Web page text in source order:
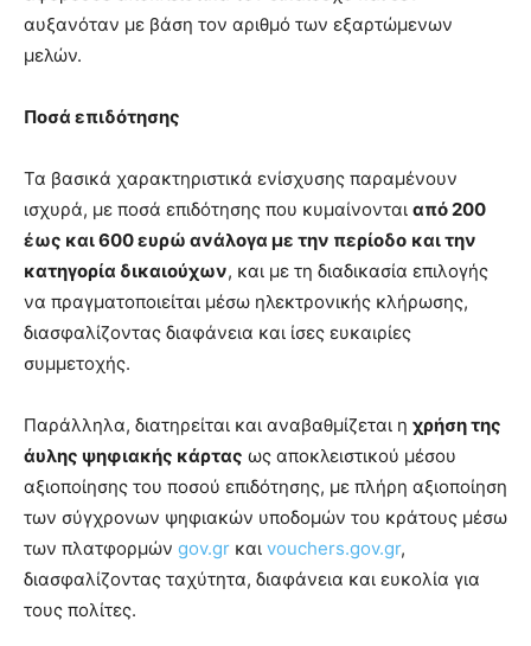
αυξανόταν με βάση τον αριθμό των εξαρτώμενων
μελών.
Ποσά επιδότησης
Τα βασικά χαρακτηριστικά ενίσχυσης παραμένουν
ισχυρά, με ποσά επιδότησης που κυμαίνονται από 200
έως και 600 ευρώ ανάλογα με την περίοδο και την
κατηγορία δικαιούχων, και με τη διαδικασία επιλογής
να πραγματοποιείται μέσω ηλεκτρονικής κλήρωσης,
διασφαλίζοντας διαφάνεια και ίσες ευκαιρίες
συμμετοχής.
Παράλληλα, διατηρείται και αναβαθμίζεται η χρήση της
άυλης ψηφιακής κάρτας ως αποκλειστικού μέσου
αξιοποίησης του ποσού επιδότησης, με πλήρη αξιοποίηση
των σύγχρονων ψηφιακών υποδομών του κράτους μέσω
των πλατφορμών gov.gr και vouchers.gov.gr,
διασφαλίζοντας ταχύτητα, διαφάνεια και ευκολία για
τους πολίτες.